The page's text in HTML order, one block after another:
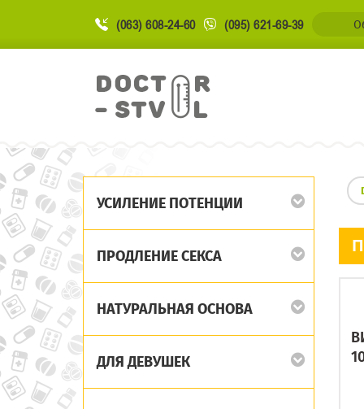
(063) 608-24-60 (095) 621-69-39
УСИЛЕНИЕ ПОТЕНЦИИ
ПРОДЛЕНИЕ СЕКСА
НАТУРАЛЬНАЯ ОСНОВА
ДЛЯ ДЕВУШЕК